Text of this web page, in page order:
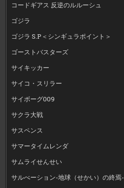
コードギアス 反逆のルルーシュ
ゴジラ
ゴジラ S.P＜シンギュラポイント＞
ゴーストバスターズ
サイキッカー
サイコ・スリラー
サイボーグ009
サクラ大戦
サスペンス
サマータイムレンダ
サムライせんせい
サルべーション-地球（せかい）の終焉-